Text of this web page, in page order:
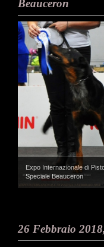
Beauceron
Expo Internazionale di
Speciale Beauceron
26 Febbraio